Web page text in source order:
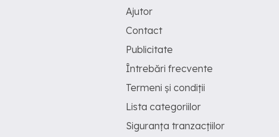
Ajutor
Contact
Publicitate
Întrebări frecvente
Termeni și condiții
Lista categoriilor
Siguranța tranzacțiilor